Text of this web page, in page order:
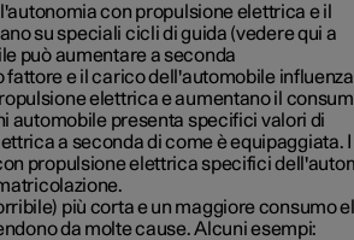
con propulsione elettrica e il
su speciali cicli di guida (vedere qui a
può aumentare a seconda
e il carico dell'automobile
elettrica e aumentano il
automobile presenta specifici valori di
a seconda di come è equipaggiata.
propulsione elettrica specifici
più corta e un maggiore consumo
da molte cause. Alcuni esempi: